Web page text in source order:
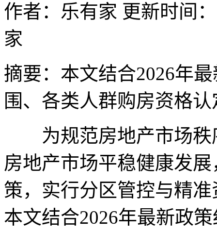
作者：乐有家 更新时间
家
摘要： 本文结合2026年
围、各类人群购房资格
为规范房地产市场秩
房地产市场平稳健康发
策，实行分区管控与精
本文结合2026年最新政